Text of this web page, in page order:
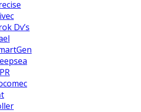
Dv’s